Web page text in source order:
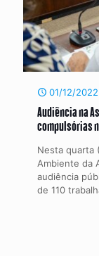
01/12/2022
Audiência na
compulsórias
Nesta quarta
Ambiente da
audiência
de 110